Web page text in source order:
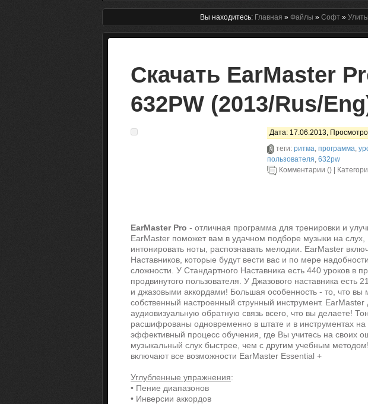
Вы находитесь: Главная » Файлы » Софт»
Скачать EarMaster
632PW (2013/Rus/
Дата: 17.06.2013,
теги: ритма, программа,
пользователя, 632pw
Комментарии () |
EarMaster Pro - отличная программа для тренировки и
EarMaster поможет вам в удачном подборе музыки на слух,
интонировать ноты, распознавать мелодии. EarMaster
Наставников, которые будут вести вас и по мере
сложности. У Стандартного Наставника есть 440 уроков в
продвинутого пользователя. У Джазового наставника есть
и джазовыми аккордами! Большая особенность - то, что вы
собственный настроенный струнный инструмент. EarMaster
аудиовизуальную обратную связь всего, что вы делаете!
расшифрованы одновременно в штате и в инструментах на
эффективный процесс обучения, где Вы учитесь на своих
музыкальный слух быстрее, чем с другим учебным
включают все возможности EarMaster Essential +
Углубленные упражнения:
• Пение диапазонов
• Инверсии аккордов